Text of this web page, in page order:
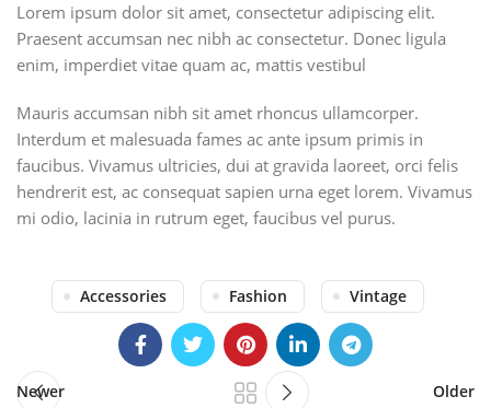
Lorem ipsum dolor sit amet, consectetur adipiscing elit.
Praesent accumsan nec nibh ac consectetur. Donec ligula
enim, imperdiet vitae quam ac, mattis vestibul
Mauris accumsan nibh sit amet rhoncus ullamcorper.
Interdum et malesuada fames ac ante ipsum primis in
faucibus. Vivamus ultricies, dui at gravida laoreet, orci felis
hendrerit est, ac consequat sapien urna eget lorem. Vivamus
mi odio, lacinia in rutrum eget, faucibus vel purus.
Accessories Fashion Vintage
Newer Older